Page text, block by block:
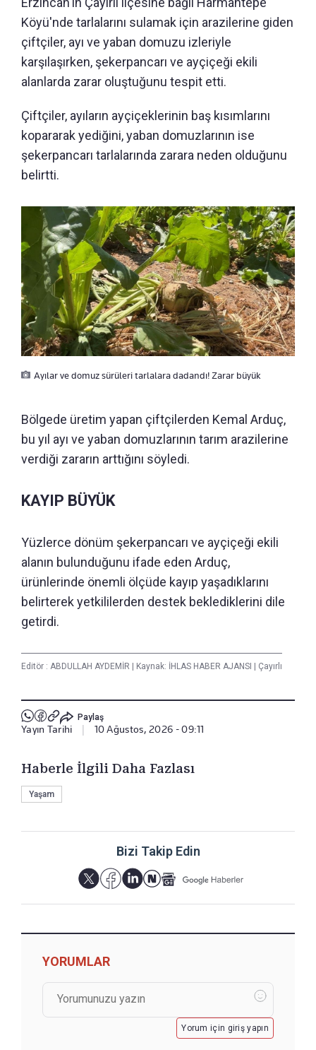
Köyü'nde tarlalarını sulamak için arazilerine giden
çiftçiler, ayı ve yaban domuzu izleriyle
karşılaşırken, şekerpancarı ve ayçiçeği ekili
alanlarda zarar oluştuğunu tespit etti.
Çiftçiler, ayıların ayçiçeklerinin baş kısımlarını
kopararak yediğini, yaban domuzlarının ise
şekerpancarı tarlalarında zarara neden olduğunu
belirtti.
Ayılar ve domuz sürüleri tarlalara dadandı! Zarar büyük
Bölgede üretim yapan çiftçilerden Kemal Arduç,
bu yıl ayı ve yaban domuzlarının tarım arazilerine
verdiği zararın arttığını söyledi.
KAYIP BÜYÜK
Yüzlerce dönüm şekerpancarı ve ayçiçeği ekili
alanın bulunduğunu ifade eden Arduç,
ürünlerinde önemli ölçüde kayıp yaşadıklarını
belirterek yetkililerden destek beklediklerini dile
getirdi.
Editör : ABDULLAH AYDEMİR Kaynak: İHLAS HABER AJANSI Çayırlı
Paylaş
Yayın Tarihi 10 Ağustos, 2026 - 09:11
Haberle İlgili Daha Fazlası
Yaşam
Bizi Takip Edin
YORUMLAR
Yorum için giriş yapın